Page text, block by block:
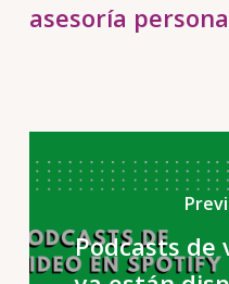
asesoría
Podcasts de